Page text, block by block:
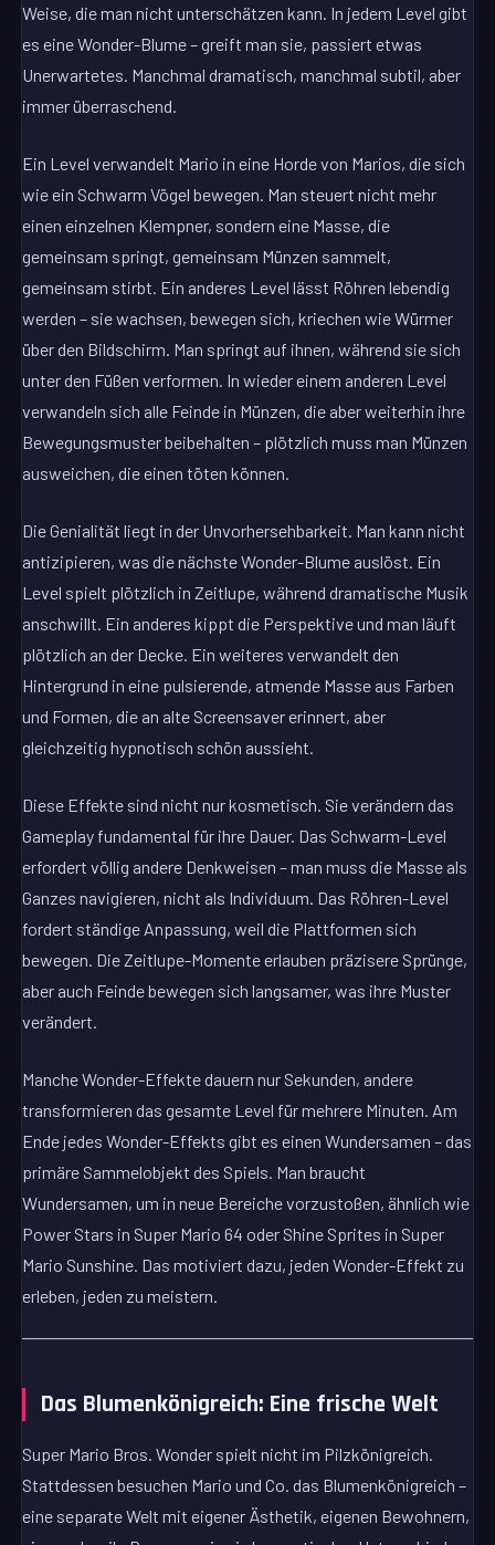
Weise, die man nicht unterschätzen kann. In jedem Level gibt
es eine Wonder-Blume – greift man sie, passiert etwas
Unerwartetes. Manchmal dramatisch, manchmal subtil, aber
immer überraschend.
Ein Level verwandelt Mario in eine Horde von Marios, die sich
wie ein Schwarm Vögel bewegen. Man steuert nicht mehr
einen einzelnen Klempner, sondern eine Masse, die
gemeinsam springt, gemeinsam Münzen sammelt,
gemeinsam stirbt. Ein anderes Level lässt Röhren lebendig
werden – sie wachsen, bewegen sich, kriechen wie Würmer
über den Bildschirm. Man springt auf ihnen, während sie sich
unter den Füßen verformen. In wieder einem anderen Level
verwandeln sich alle Feinde in Münzen, die aber weiterhin ihre
Bewegungsmuster beibehalten – plötzlich muss man Münzen
ausweichen, die einen töten können.
Die Genialität liegt in der Unvorhersehbarkeit. Man kann nicht
antizipieren, was die nächste Wonder-Blume auslöst. Ein
Level spielt plötzlich in Zeitlupe, während dramatische Musik
anschwillt. Ein anderes kippt die Perspektive und man läuft
plötzlich an der Decke. Ein weiteres verwandelt den
Hintergrund in eine pulsierende, atmende Masse aus Farben
und Formen, die an alte Screensaver erinnert, aber
gleichzeitig hypnotisch schön aussieht.
Diese Effekte sind nicht nur kosmetisch. Sie verändern das
Gameplay fundamental für ihre Dauer. Das Schwarm-Level
erfordert völlig andere Denkweisen – man muss die Masse als
Ganzes navigieren, nicht als Individuum. Das Röhren-Level
fordert ständige Anpassung, weil die Plattformen sich
bewegen. Die Zeitlupe-Momente erlauben präzisere Sprünge,
aber auch Feinde bewegen sich langsamer, was ihre Muster
verändert.
Manche Wonder-Effekte dauern nur Sekunden, andere
transformieren das gesamte Level für mehrere Minuten. Am
Ende jedes Wonder-Effekts gibt es einen Wundersamen – das
primäre Sammelobjekt des Spiels. Man braucht
Wundersamen, um in neue Bereiche vorzustoßen, ähnlich wie
Power Stars in Super Mario 64 oder Shine Sprites in Super
Mario Sunshine. Das motiviert dazu, jeden Wonder-Effekt zu
erleben, jeden zu meistern.
Das Blumenkönigreich: Eine frische Welt
Super Mario Bros. Wonder spielt nicht im Pilzkönigreich.
Stattdessen besuchen Mario und Co. das Blumenkönigreich –
eine separate Welt mit eigener Ästhetik, eigenen Bewohnern,